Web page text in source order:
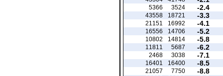
-2.4
3524
5366
-3.3
18721
43558
-4.1
16992
21151
-5.2
14706
16556
-5.8
14814
10802
-6.2
5687
11811
-7.1
3038
2468
-8.5
16400
16401
-8.8
7750
21057